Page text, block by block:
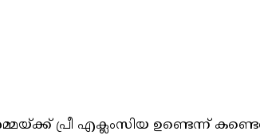
പ്രീ എക്ലംസിയ ഉണ്ടെന്ന്